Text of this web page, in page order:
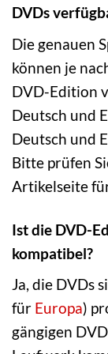
DVDs
Die genauen
können je
DVD-Edition
Deutsch und
Deutsch und
Bitte prüfen
Artikelseite
Ist die DVD-
kompatibel?
Ja, die DVDs
für Europa)
gängigen